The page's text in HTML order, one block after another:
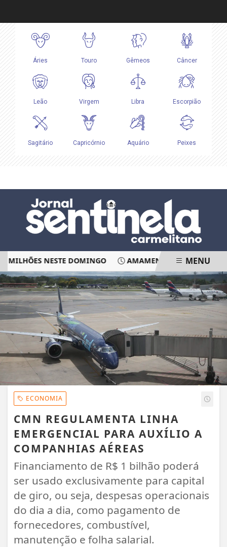
NESTE DOMINGO AMAMENTAÇÃO REDUZ
EM ALTA
MENU
ECONOMIA
CMN REGULAMENTA LINHA
EMERGENCIAL PARA AUXÍLIO A
COMPANHIAS AÉREAS
Financiamento de R$ 1 bilhão poderá
ser usado exclusivamente para capital
de giro, ou seja, despesas operacionais
do dia a dia, como pagamento de
fornecedores, combustível,
manutenção e folha salarial.